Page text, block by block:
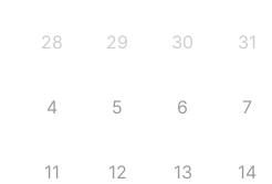
28 29 30 31
4 5 6 7
11 12 13 14